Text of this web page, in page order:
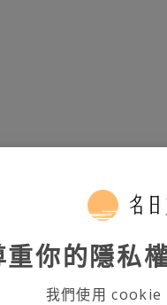
重你的隱私
我們使用 cookie